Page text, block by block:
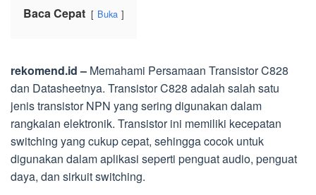
Baca Cepat Buka
rekomend.id – Memahami Persamaan Transistor C828
dan Datasheetnya. Transistor C828 adalah salah satu
jenis transistor NPN yang sering digunakan dalam
rangkaian elektronik. Transistor ini memiliki kecepatan
switching yang cukup cepat, sehingga cocok untuk
digunakan dalam aplikasi seperti penguat audio, penguat
daya, dan sirkuit switching.